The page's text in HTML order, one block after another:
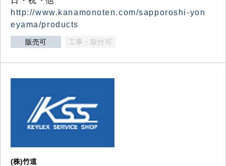
http://www.kanamonoten.com/sapporoshi-yon
eyama/products
販売可 工事・取付可
(株)竹道